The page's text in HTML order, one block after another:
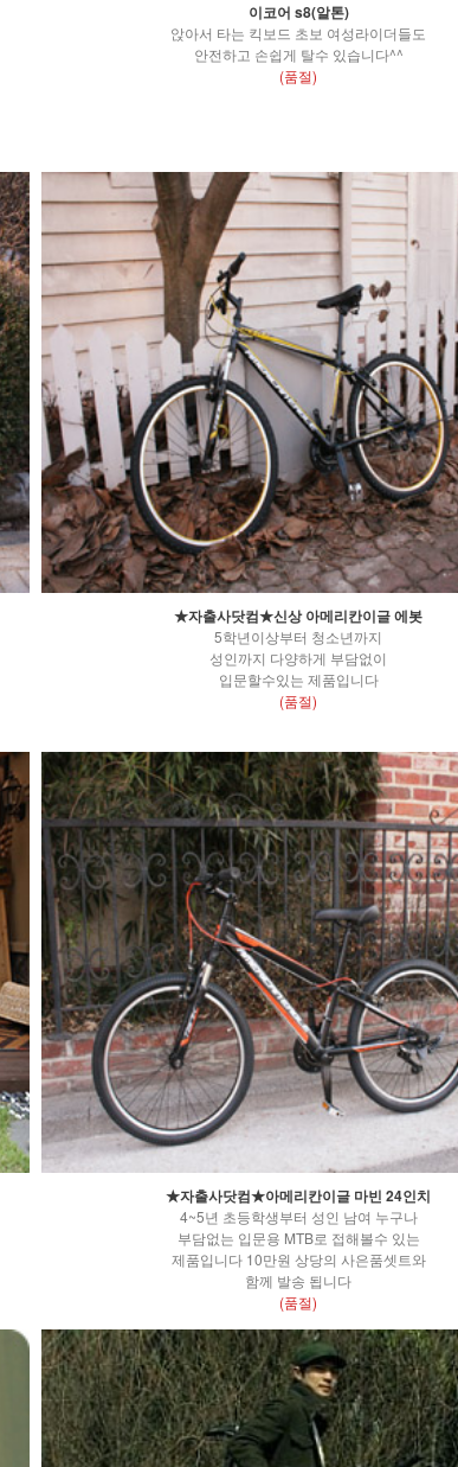
이코어 s8(알톤)
앉아서 타는 킥보드 초보 여성라이더들도
안전하고 손쉽게 탈수 있습니다^^
(품절)
★자출사닷컴★신상 아메리칸이글 에봇
5학년이상부터 청소년까지
성인까지 다양하게 부담없이
입문할수있는 제품입니다
(품절)
★자출사닷컴★아메리칸이글 마빈 24인치
4~5년 초등학생부터 성인 남여 누구나
부담없는 입문용 MTB로 접해볼수 있는
제품입니다 10만원 상당의 사은품셋트와
함께 발송 됩니다
(품절)